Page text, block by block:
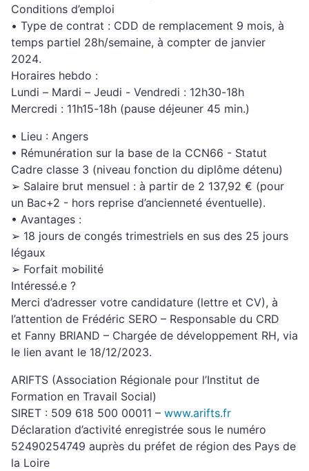
Conditions d’emploi
• Type de contrat : CDD de remplacement 9 mois, à
temps partiel 28h/semaine, à compter de janvier
2024.
Horaires hebdo :
Lundi – Mardi – Jeudi - Vendredi : 12h30-18h
Mercredi : 11h15-18h (pause déjeuner 45 min.)
• Lieu : Angers
• Rémunération sur la base de la CCN66 - Statut
Cadre classe 3 (niveau fonction du diplôme détenu)
➢ Salaire brut mensuel : à partir de 2 137,92 € (pour
un Bac+2 - hors reprise d’ancienneté éventuelle).
• Avantages :
➢ 18 jours de congés trimestriels en sus des 25 jours
légaux
➢ Forfait mobilité
Intéressé.e ?
Merci d’adresser votre candidature (lettre et CV), à
l’attention de Frédéric SERO – Responsable du CRD
et Fanny BRIAND – Chargée de développement RH, via
le lien avant le 18/12/2023.
ARIFTS (Association Régionale pour l’Institut de
Formation en Travail Social)
SIRET : 509 618 500 00011 – www.arifts.fr
Déclaration d’activité enregistrée sous le numéro
52490254749 auprès du préfet de région des Pays de
la Loire